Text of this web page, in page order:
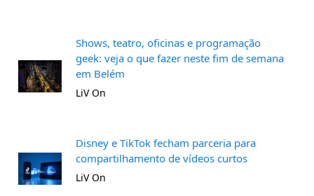
Shows, teatro, oficinas e programação
geek: veja o que fazer neste fim de semana
em Belém
LiV On
Disney e TikTok fecham parceria para
compartilhamento de vídeos curtos
LiV On